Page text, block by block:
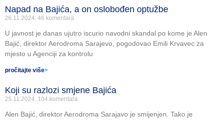
Napad na Bajića, a on oslobođen optužbe
26.11.2024. 46 komentara
U javnost je danas ujutro iscurio navodni skandal po kome je Alen
Bajić, direktor Aerodroma Sarajevo, pogodovao Emili Krvavec za
mjesto u Agenciji za kontrolu
pročitajte više>
Koji su razlozi smjene Bajića
25.11.2024. 104 komentara
Alen Bajić, direktor Aerodroma Sarajavo je smijenjen. Tako je